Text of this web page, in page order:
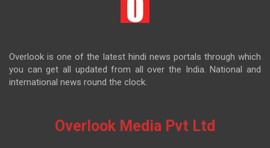
Overlook is one of the latest hindi news portals through which
you can get all updated from all over the India. National and
international news round the clock.
Overlook Media Pvt Ltd